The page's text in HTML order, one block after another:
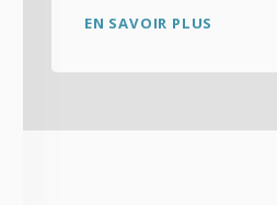
EN SAVOIR PLUS